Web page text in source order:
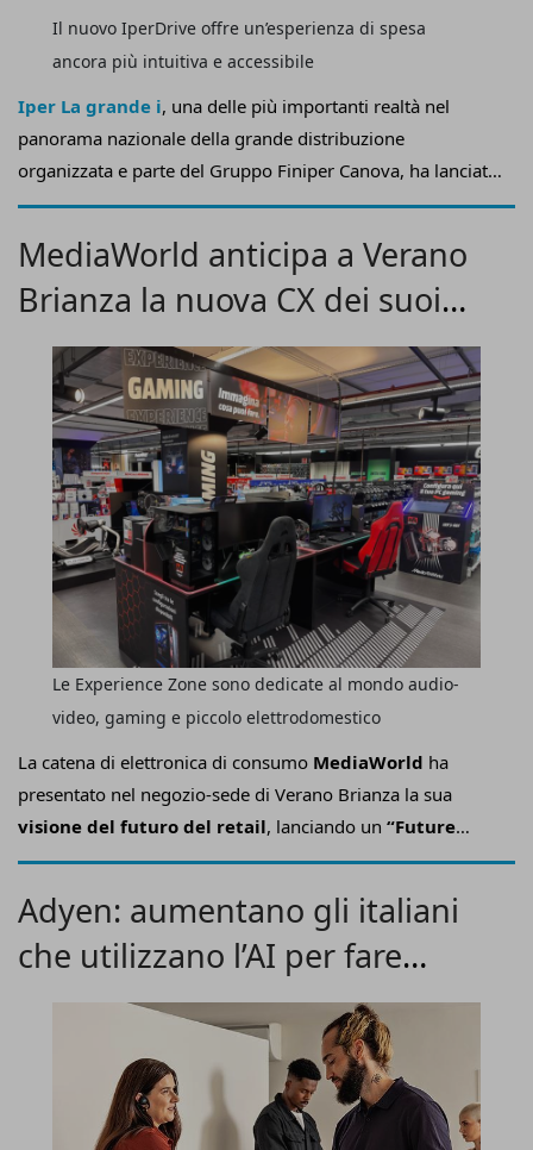
Iper La grande i, una delle più importanti realtà nel
panorama nazionale della grande distribuzione
organizzata e parte del Gruppo Finiper Canova, ha lanciato
ilnuovoIperDrive, il suoservizio di spesa online
in continua evoluzione dei suoi clienti.
Il nuovo IperDrive offre un’esperienza di spesa
ancora più intuitiva e accessibile
MediaWorld anticipa a Verano
Brianza la nuova CX dei suoi
store
La catena di elettronica di consumo MediaWorld ha
presentato nel negozio-sede di Verano Brianza la sua
visione del futuro del retail, lanciando un “Future
Store” che ridefinisce l’esperienza di acquisto e
Le Experience Zone sono dedicate al mondo audio-
video, gaming e piccolo elettrodomestico
Adyen: aumentano gli italiani
che utilizzano l’AI per fare
acquisti